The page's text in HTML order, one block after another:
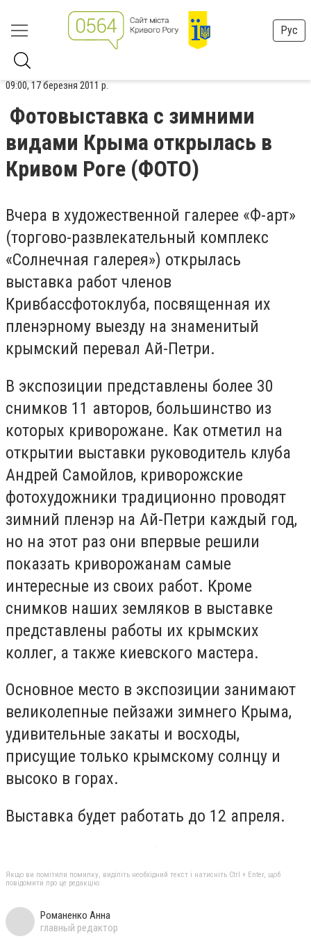
Рус
09:00, 17 березня 2011 р.
Фотовыставка с зимними
видами Крыма открылась в
Кривом Роге (ФОТО)
Вчера в художественной галерее «Ф-арт»
(торгово-развлекательный комплекс
«Солнечная галерея») открылась
выставка работ членов
Кривбассфотоклуба, посвященная их
пленэрному выезду на знаменитый
крымский перевал Ай-Петри.
В экспозиции представлены более 30
снимков 11 авторов, большинство из
которых криворожане. Как отметил на
открытии выставки руководитель клуба
Андрей Самойлов, криворожские
фотохудожники традиционно проводят
зимний пленэр на Ай-Петри каждый год,
но на этот раз они впервые решили
показать криворожанам самые
интересные из своих работ. Кроме
снимков наших земляков в выставке
представлены работы их крымских
коллег, а также киевского мастера.
Основное место в экспозиции занимают
великолепные пейзажи зимнего Крыма,
удивительные закаты и восходы,
присущие только крымскому солнцу и
высоко в горах.
Выставка будет работать до 12 апреля.
Якщо ви помітили помилку, виділіть необхідний текст і натисніть Ctrl + Enter, щоб
повідомити про це редакцію
Романенко Анна
главный редактор